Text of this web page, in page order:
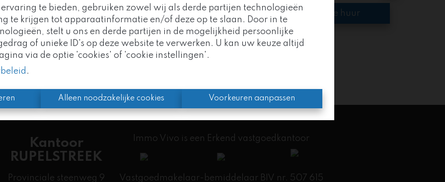
te bieden, gebruiken zowel wij als derde partijen technologieën
te krijgen tot apparaatinformatie en/of deze op te slaan. Door in te
stelt u ons en derde partijen in de mogelijkheid persoonlijke
of unieke ID's op deze website te verwerken. U kan uw keuze altijd
via de optie 'cookies' of 'cookie instellingen'.
.
Alleen noodzakelijke cookies Voorkeuren aanpassen
Te koop Te huur
Kantoor
RUPELSTREEK
Provinciale steenweg 9
Immo Vivo is een Erkend vastgoedkantoor
Vastgoedmakelaar-bemiddelaar BIV nr. 507 615
Goed nieuws!
Vivo maakt nu deel uit van deAltro Vastgoedgroep
we uw vertrouwde partner, met nog meer expertise en kracht.